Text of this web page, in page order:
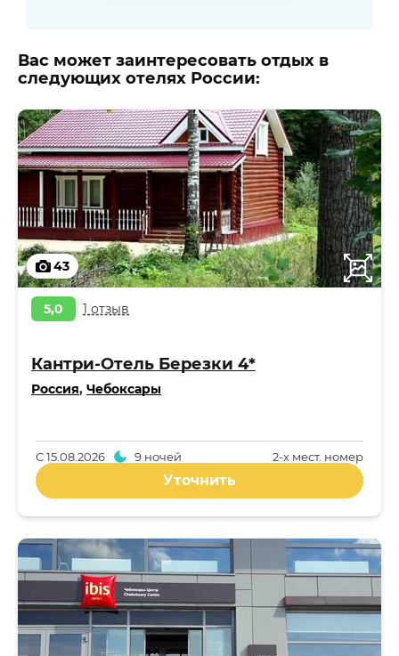
Вас может заинтересовать отдых в
следующих отелях России:
43
5,0 1 отзыв
Кантри-Отель Березки 4*
Россия, Чебоксары
2-x мест. номер
С15.08.2026 9 ночей
Уточнить